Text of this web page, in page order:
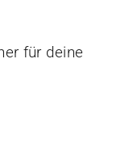
für deine